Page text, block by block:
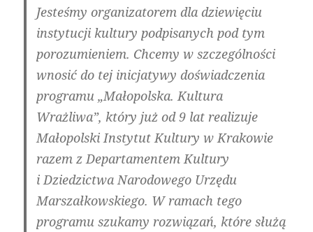
Jesteśmy organizatorem dla dziewięciu
instytucji kultury podpisanych pod tym
porozumieniem. Chcemy w szczególności
wnosić do tej inicjatywy doświadczenia
programu „Małopolska. Kultura
Wrażliwa”, który już od 9 lat realizuje
Małopolski Instytut Kultury w Krakowie
razem z Departamentem Kultury
i Dziedzictwa Narodowego Urzędu
Marszałkowskiego. W ramach tego
programu szukamy rozwiązań, które służą